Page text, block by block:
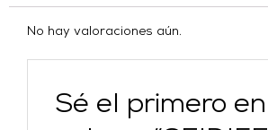
No hay valoraciones aún.
Sé el primero en